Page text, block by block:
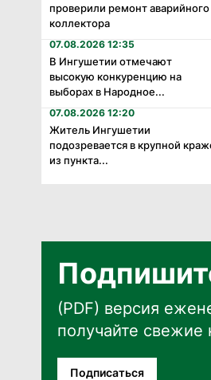
проверили ремонт аварийного
коллектора
07.08.2026 12:35
В Ингушетии отмечают
высокую конкуренцию на
выборах в Народное...
07.08.2026 12:20
Житель Ингушетии
подозревается в крупной
из пункта...
(PDF) версия
получайте
Подписаться